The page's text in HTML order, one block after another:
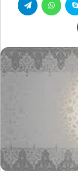
طباعة